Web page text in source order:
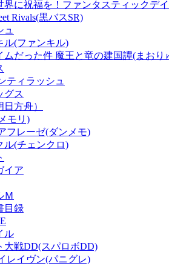
界に祝福を！ファンタスティックデ
Rivals(黒バスSR)
ル(ファンキル)
ムだった件 魔王と竜の建国譚(まおり
ティラッシュ
グス
方舟）
モリ)
フレーゼ(ダンメモ)
ル(チェンクロ)
イア
Ｍ
目録
ル
大戦DD(スパロボDD)
レイヴン(パニグレ)